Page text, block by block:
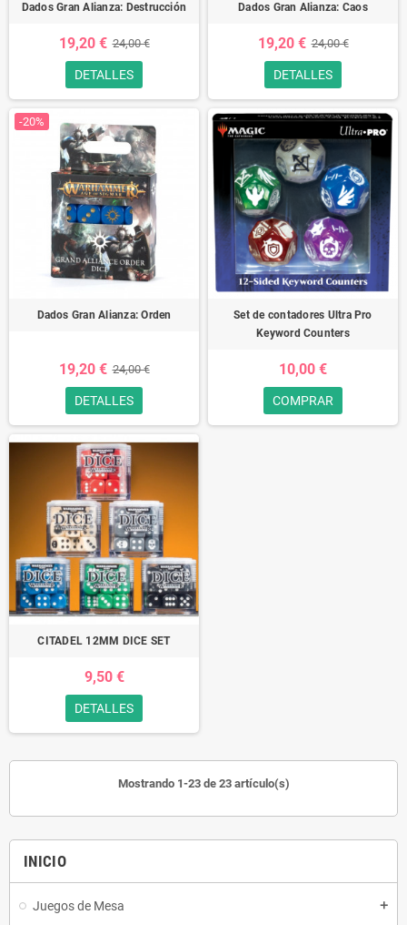
INICIO
Juegos de Mesa add
Dados Gran Alianza: Destrucción
19,20 € 24,00 €
DETALLES
Dados Gran Alianza: Caos
19,20 € 24,00 €
DETALLES
-20%
Dados Gran Alianza: Orden
19,20 € 24,00 €
DETALLES
Set de contadores Ultra Pro
Keyword Counters
10,00 €
COMPRAR
CITADEL 12MM DICE SET
9,50 €
DETALLES
Mostrando 1-23 de 23 artículo(s)